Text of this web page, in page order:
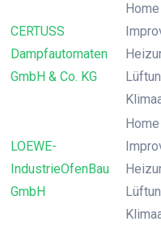
CERTUSS
Dampfautomaten
GmbH & Co. KG
Home
LOEWE-
IndustrieOfenBau
GmbH
Home